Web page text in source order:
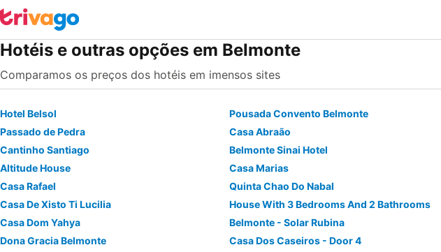
Hotéis e outras opções em Belmonte
Comparamos os preços dos hotéis em imensos sites
Hotel Belsol Pousada Convento Belmonte
Passado de Pedra
Casa Abraão
Cantinho Santiago
Belmonte Sinai Hotel
Altitude House
Casa Marias
Casa Rafael
Quinta Chao Do Nabal
Casa De Xisto Ti Lucilia
House With 3 Bedrooms And 2 Bathrooms
Casa Dom Yahya
Belmonte - Solar Rubina
Dona Gracia Belmonte
Casa Dos Caseiros - Door 4